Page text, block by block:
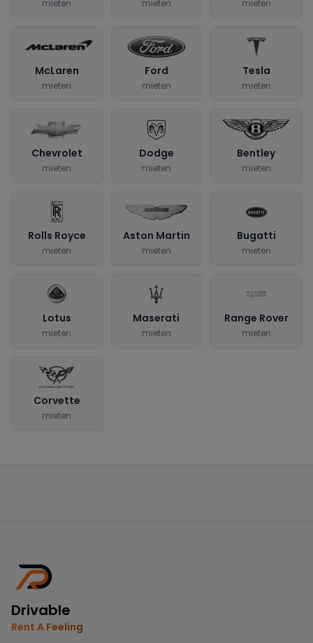
mieten mieten mieten
McLaren
mieten
Ford
mieten
Tesla
mieten
Chevrolet
mieten
Dodge
mieten
Bentley
mieten
Rolls Royce
mieten
Aston Martin
mieten
Bugatti
mieten
Lotus
mieten
Maserati
mieten
Range Rover
mieten
Corvette
mieten
Drivable
Rent A Feeling